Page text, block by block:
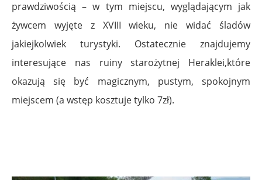
prawdziwością – w tym miejscu, wyglądającym jak
żywcem wyjęte z XVIII wieku, nie widać śladów
jakiejkolwiek turystyki. Ostatecznie znajdujemy
interesujące nas ruiny starożytnej Heraklei,które
okazują się być magicznym, pustym, spokojnym
miejscem (a wstęp kosztuje tylko 7zł).